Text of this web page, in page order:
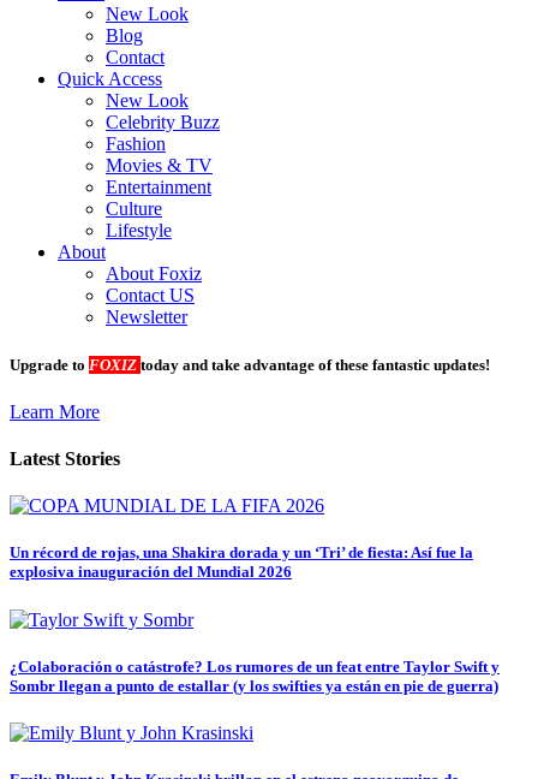
New Look
Blog
Contact
Quick Access
New Look
Celebrity Buzz
Fashion
Movies & TV
Entertainment
Culture
Lifestyle
About
About Foxiz
Contact US
Newsletter
Upgrade to FOXIZ today and take advantage of these fantastic updates!
Learn More
Latest Stories
Un récord de rojas, una Shakira dorada y un ‘Tri’ de fiesta: Así fue la
explosiva inauguración del Mundial 2026
¿Colaboración o catástrofe? Los rumores de un feat entre Taylor Swift y
Sombr llegan a punto de estallar (y los swifties ya están en pie de guerra)